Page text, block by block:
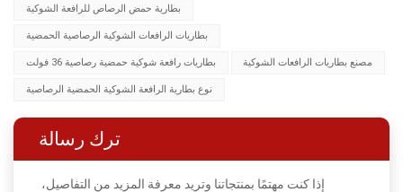
بطارية حمض الرصاص للرافعة الشوكية
بطاريات الرافعات الشوكية الرصاصية الحمضية
بطاريات رافعة شوكية حمضية رصاصية 36 فولت مصنع بطاريات الرافعات الشوكية
نوع بطارية الرافعة الشوكية الحمضية الرصاصية
ترك رسالة
إذا كنت مهتمًا بمنتجاتنا وتريد معرفة المزيد من التفاصيل،